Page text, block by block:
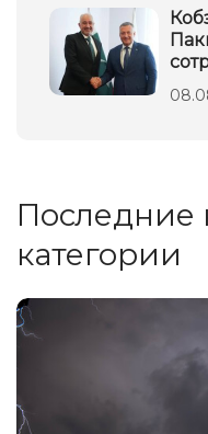
Последние
категории